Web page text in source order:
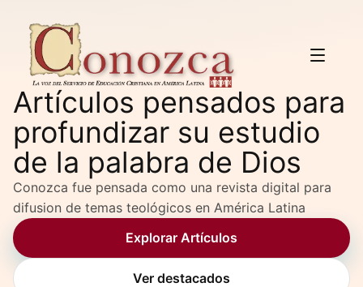
Artículos pensados para
profundizar su estudio
de la palabra de Dios
Conozca fue pensada como una revista digital para
difusion de temas teológicos en América Latina
Explorar Artículos
Ver destacados